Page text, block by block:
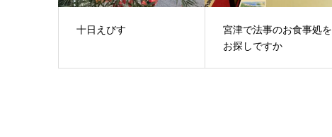
十日えびす
宮津で法事のお食事処を
お探しですか